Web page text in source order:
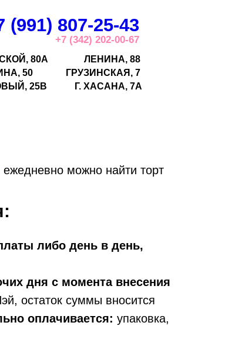
(991) 807-25-43
80А
ЛЕНИНА, 88
50
ГРУЗИНСКАЯ, 7
Г. ХАСАНА, 7А
25В
+7 (342) 202-00-67
ежедневно можно найти торт
либо день в день,
дня с момента внесения
остаток суммы вносится
оплачивается: упаковка,